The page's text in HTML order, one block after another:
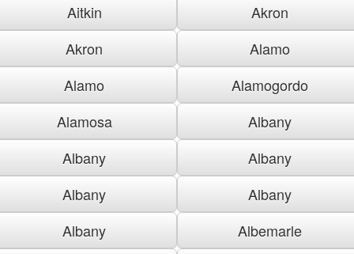
Aitkin
Akron
Akron
Alamo
Alamo
Alamogordo
Alamosa
Albany
Albany
Albany
Albany
Albany
Albany
Albemarle